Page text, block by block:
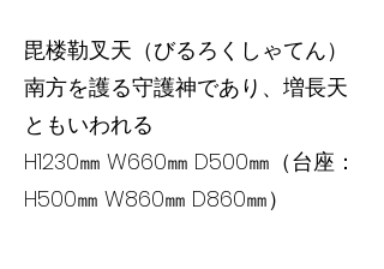
毘楼勒叉天（びるろくしゃてん）
南方を護る守護神であり、増長天
ともいわれる
H1230㎜ W660㎜ D500㎜（台座：
H500㎜ W860㎜ D860㎜）